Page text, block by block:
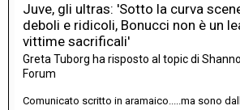
Juve, gli ultras: 'Sotto la curva
deboli e ridicoli, Bonucci non è un
vittime sacrificali'
Greta Tuborg ha risposto al topic di
Forum
Comunicato scritto in aramaico.....ma sono